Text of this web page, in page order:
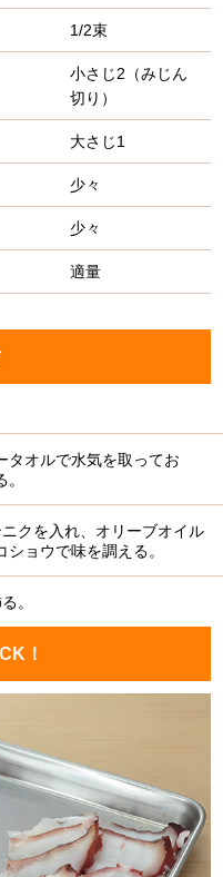
1/2束
小さじ2（みじん
切り）
大さじ1
少々
少々
適量
タオルで水気を取ってお
クを入れ、オリーブオイル
ョウで味を調える。
。
！